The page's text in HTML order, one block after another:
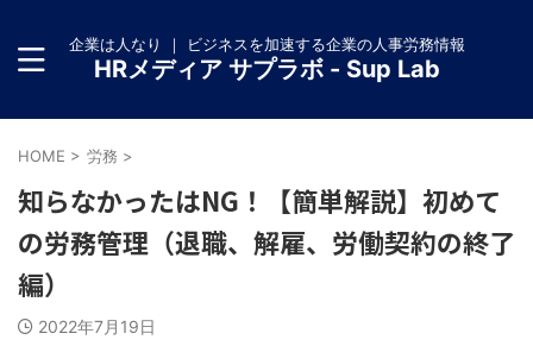
企業は人なり ｜ ビジネスを加速する企業の人事労務情報
HRメディア サプラボ - Sup Lab
HOME > 労務 >
知らなかったはNG！【簡単解説】初めて
の労務管理（退職、解雇、労働契約の終了
編）
2022年7月19日